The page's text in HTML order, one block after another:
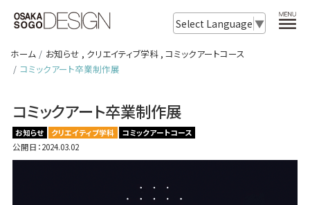
Select Language ▼
ホーム お知らせ , クリエイティブ学科, コミックアートコース
コミックアート卒業制作展
コミックアート卒業制作展
お知らせ クリエイティブ学科 コミックアートコース
公開日：2024.03.02